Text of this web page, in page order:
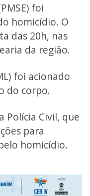
foi
homicídio. O
das 20h, nas
da região.
foi acionado
do corpo.
Polícia Civil, que
para
homicídio.